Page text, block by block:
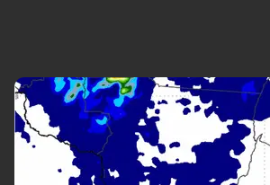
Agronegócios
Brasil
Brasil Mineral
Ciência &
Tecnologia
Comportamento
Cultura
Economia
Educação
Saúde